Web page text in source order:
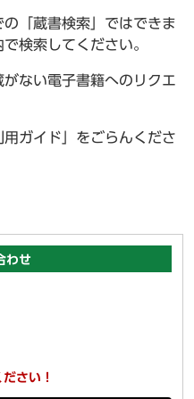
の「蔵書検索」ではできま
検索してください。
ない電子書籍へのリクエ
用ガイド」をごらんくださ
わせ
さい！